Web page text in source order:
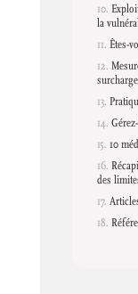
la
Êtes-
10
des